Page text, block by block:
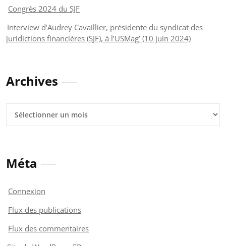
Congrès 2024 du SJF
Interview d’Audrey Cavaillier, présidente du syndicat des
juridictions financières (SJF), à l’USMag’ (10 juin 2024)
Archives
Méta
Connexion
Flux des publications
Flux des commentaires